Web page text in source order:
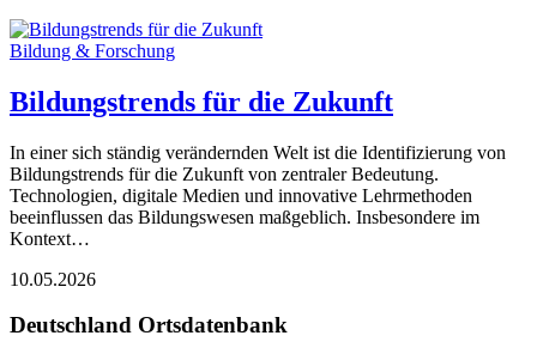
Bildung & Forschung
Bildungstrends für die Zukunft
In einer sich ständig verändernden Welt ist die Identifizierung von
Bildungstrends für die Zukunft von zentraler Bedeutung.
Technologien, digitale Medien und innovative Lehrmethoden
beeinflussen das Bildungswesen maßgeblich. Insbesondere im
Kontext…
10.05.2026
Deutschland Ortsdatenbank